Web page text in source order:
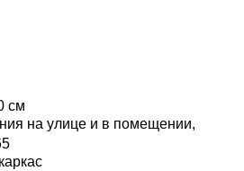
см
на улице и в помещении,